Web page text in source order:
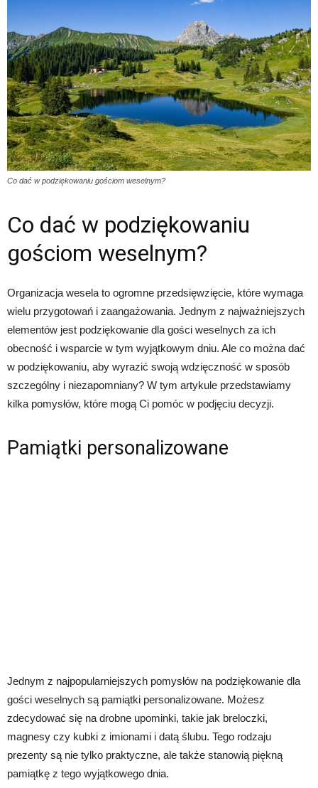
Co dać w podziękowaniu gościom weselnym?
Co dać w podziękowaniu
gościom weselnym?
Organizacja wesela to ogromne przedsięwzięcie, które wymaga
wielu przygotowań i zaangażowania. Jednym z najważniejszych
elementów jest podziękowanie dla gości weselnych za ich
obecność i wsparcie w tym wyjątkowym dniu. Ale co można dać
w podziękowaniu, aby wyrazić swoją wdzięczność w sposób
szczególny i niezapomniany? W tym artykule przedstawiamy
kilka pomysłów, które mogą Ci pomóc w podjęciu decyzji.
Pamiątki personalizowane
Jednym z najpopularniejszych pomysłów na podziękowanie dla
gości weselnych są pamiątki personalizowane. Możesz
zdecydować się na drobne upominki, takie jak breloczki,
magnesy czy kubki z imionami i datą ślubu. Tego rodzaju
prezenty są nie tylko praktyczne, ale także stanowią piękną
pamiątkę z tego wyjątkowego dnia.